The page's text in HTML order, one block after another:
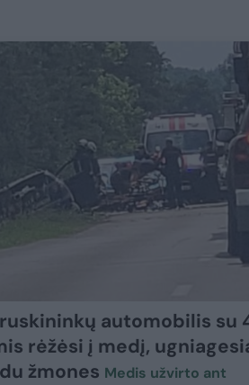
automobilis su
rėžėsi į medį,
žmones Medis užvirto ant